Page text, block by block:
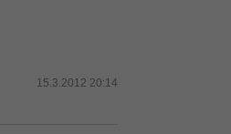
15.3.2012 20:14